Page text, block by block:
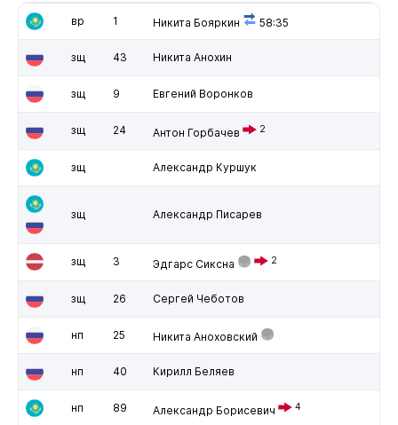
вр 1 Никита Бояркин 58:35
зщ 43 Никита Анохин
зщ 9 Евгений Воронков
зщ 24 Антон Горбачев 2
зщ Александр Куршук
зщ Александр Писарев
зщ 3 Эдгарс Сиксна 2
зщ 26 Сергей Чеботов
нп 25 Никита Аноховский
нп 40 Кирилл Беляев
нп 89 Александр Борисевич 4